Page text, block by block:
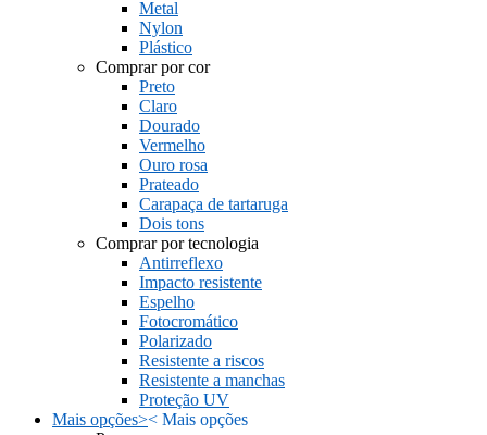
Metal
Nylon
Plástico
Comprar por cor
Preto
Claro
Dourado
Vermelho
Ouro rosa
Prateado
Carapaça de tartaruga
Dois tons
Comprar por tecnologia
Antirreflexo
Impacto resistente
Espelho
Fotocromático
Polarizado
Resistente a riscos
Resistente a manchas
Proteção UV
Mais opções>< Mais opções